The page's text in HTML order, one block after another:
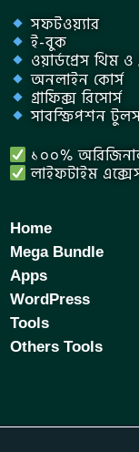
সফটওয়্যার
ই-বুক
ওয়ার্ডপ্রেস থিম ও
অনলাইন কোর্স
গ্রাফিক্স রিসোর্স
সাবস্ক্রিপশন
১০০%
লাইফটাইম
Home
Mega Bundle
Apps
WordPress
Tools
Others Tools